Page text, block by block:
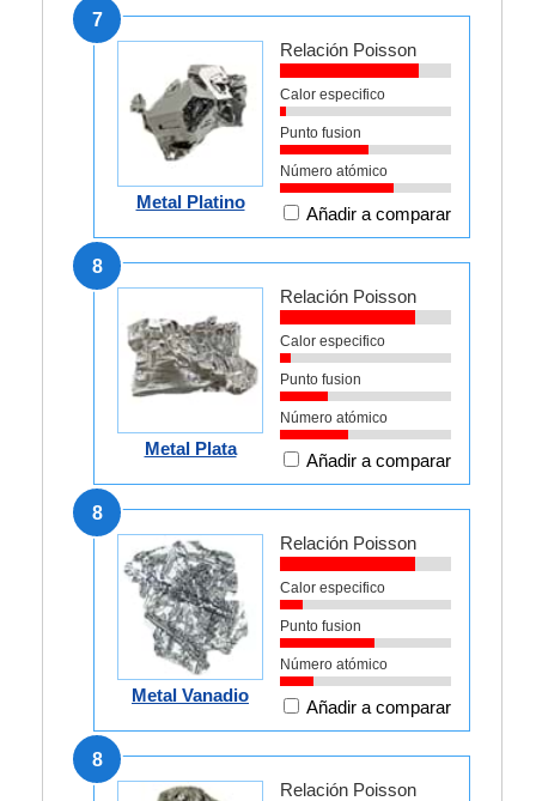
7
Metal Platino
Relación Poisson
Calor especifico
Punto fusion
Número atómico
Añadir a comparar
8
Metal Plata
Relación Poisson
Calor especifico
Punto fusion
Número atómico
Añadir a comparar
8
Metal Vanadio
Relación Poisson
Calor especifico
Punto fusion
Número atómico
Añadir a comparar
8
Relación Poisson